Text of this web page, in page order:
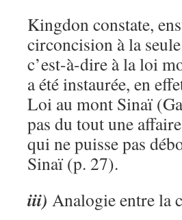
Kingdon constate,
circoncision à la
c’est-à-dire à la loi
a été instaurée, en
Loi au mont Sinaï
pas du tout une
qui ne puisse pas
Sinaï (p. 27).
iii) Analogie entre la